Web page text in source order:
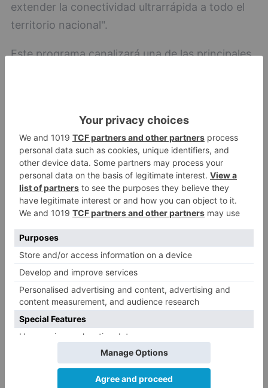
extender la conectividad ultrarrápida a todo el
territorio nacional".
Este programa canalizará una de las principales
cien de la población. El Plan tiene prevista una
inversión de 4.000 millones de euros para
extender la conectividad, acelerar el despliegue
de redes 5G e impulsar un ecosistema de
ciberseguridad.
Los objetivos mínimos de cobertura para la
provincia de Burgos que recoge este programa
alcanzan las 11.800 unidades inmobiliarias, sean
hogares o empresas. Para ello, la cuantía de
subvención asignada a Burgos, en función del
número de viviendas sin cobertura ni planes
para su dotación en un horizonte de tres años,
es de 7,5 millones de euros.
El diseño de la convocatoria de UNICO-Banda